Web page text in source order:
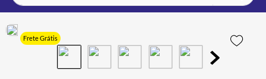
Frete Grátis
1º CAPACETE LS2
BOTA